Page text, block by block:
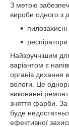
З метою
вироби одного з
Найзручнішим
варіантом є
органів дихання
вологи. Це
виконанні
зняття фарби. За
буде
ефективної